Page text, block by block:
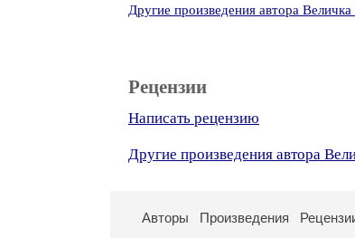
Другие произведения автора
Рецензии
Написать рецензию
Другие произведения автора
Авторы Произведения